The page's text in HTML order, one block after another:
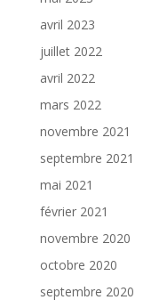
avril 2023
juillet 2022
avril 2022
mars 2022
novembre 2021
septembre 2021
mai 2021
février 2021
novembre 2020
octobre 2020
septembre 2020